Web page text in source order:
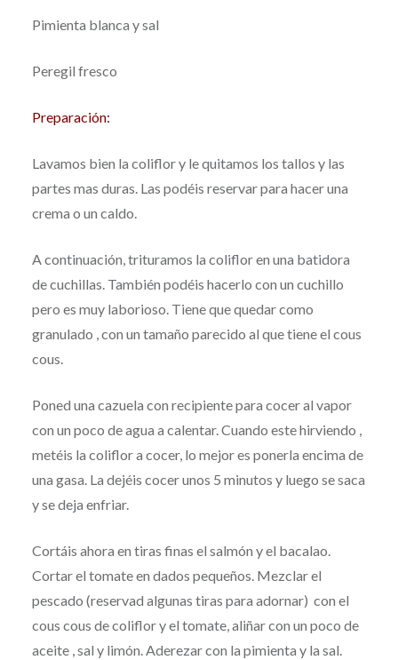
Pimienta blanca y sal
Peregil fresco
Preparación:
Lavamos bien la coliflor y le quitamos los tallos y las
partes mas duras. Las podéis reservar para hacer una
crema o un caldo.
A continuación, trituramos la coliflor en una batidora
de cuchillas. También podéis hacerlo con un cuchillo
pero es muy laborioso. Tiene que quedar como
granulado , con un tamaño parecido al que tiene el cous
cous.
Poned una cazuela con recipiente para cocer al vapor
con un poco de agua a calentar. Cuando este hirviendo ,
metéis la coliflor a cocer, lo mejor es ponerla encima de
una gasa. La dejéis cocer unos 5 minutos y luego se saca
y se deja enfriar.
Cortáis ahora en tiras finas el salmón y el bacalao.
Cortar el tomate en dados pequeños. Mezclar el
pescado (reservad algunas tiras para adornar) con el
cous cous de coliflor y el tomate, aliñar con un poco de
aceite , sal y limón. Aderezar con la pimienta y la sal.